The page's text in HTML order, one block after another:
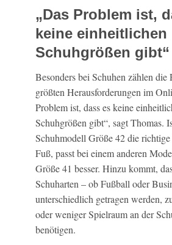
„Das Problem ist,
keine einheitlichen
Schuhgrößen gibt“
Besonders bei Schuhen zählen die
größten Herausforderungen im
Problem ist, dass es keine
Schuhgrößen gibt“, sagt Thomas.
Schuhmodell Größe 42 die
Fuß, passt bei einem anderen
Größe 41 besser. Hinzu kommt,
Schuharten – ob Fußball oder
unterschiedlich getragen werden,
oder weniger Spielraum an der
benötigen.